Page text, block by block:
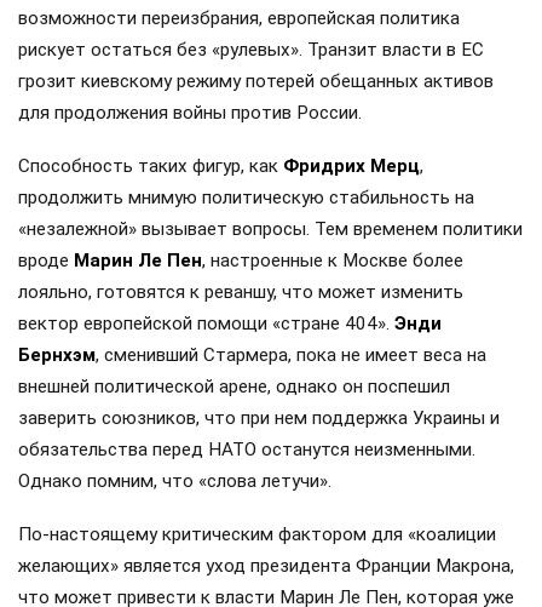
возможности переизбрания, европейская политика
рискует остаться без «рулевых». Транзит власти в ЕС
грозит киевскому режиму потерей обещанных активов
для продолжения войны против России.
Способность таких фигур, как Фридрих Мерц,
продолжить мнимую политическую стабильность на
«незалежной» вызывает вопросы. Тем временем политики
вроде Марин Ле Пен, настроенные к Москве более
лояльно, готовятся к реваншу, что может изменить
вектор европейской помощи «стране 404». Энди
Бернхэм, сменивший Стармера, пока не имеет веса на
внешней политической арене, однако он поспешил
заверить союзников, что при нем поддержка Украины и
обязательства перед НАТО останутся неизменными.
Однако помним, что «слова летучи».
По-настоящему критическим фактором для «коалиции
желающих» является уход президента Франции Макрона,
что может привести к власти Марин Ле Пен, которая уже